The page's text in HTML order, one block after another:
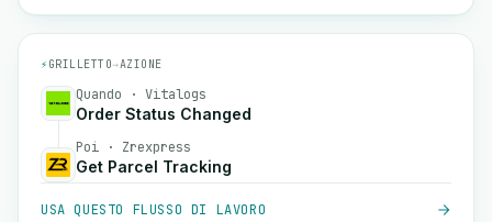
⚡ GRILLETTO→AZIONE
Quando · Vitalogs
Order Status Changed
Poi · Zrexpress
Get Parcel Tracking
USA QUESTO FLUSSO DI LAVORO